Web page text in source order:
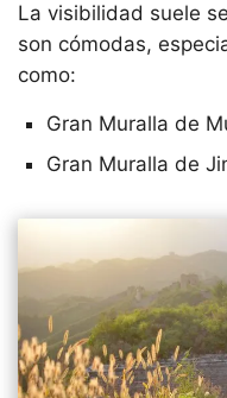
La visibilidad suele
son cómodas,
como:
Gran Muralla de
Gran Muralla de